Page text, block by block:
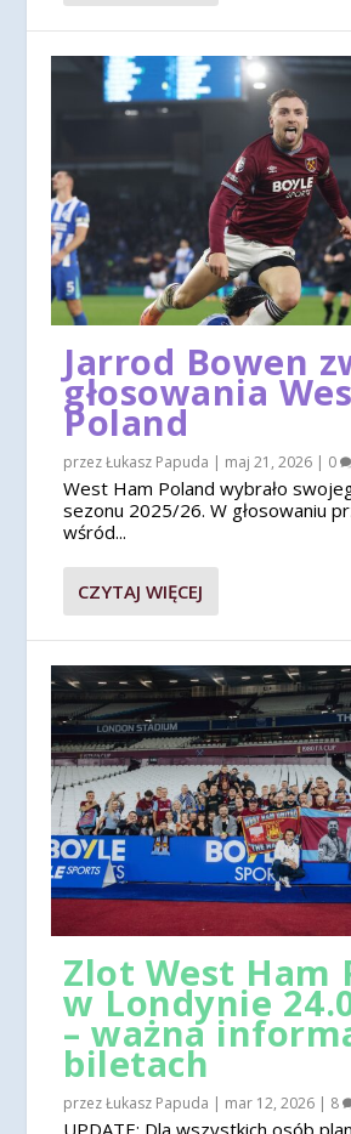
Jarrod Bowen
głosowania
Poland
przezŁukasz Papuda | maj 21, 2026 | 0
West Ham Poland wybrało
sezonu 2025/26. W głosowaniu
wśród...
CZYTAJ WIĘCEJ
Zlot West Ham
w Londynie
– ważna
biletach
przezŁukasz Papuda | mar 12, 2026 | 8
UPDATE: Dla wszystkich osób